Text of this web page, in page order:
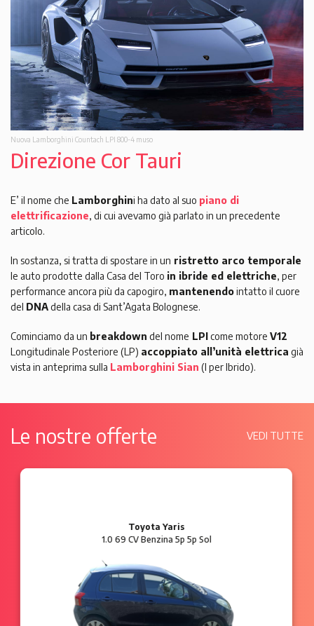
Nuova Lamborghini Countach LPI 800-4 muso
Direzione Cor Tauri
E’ il nome che Lamborghini ha dato al suo piano di
elettrificazione, di cui avevamo già parlato in un precedente
articolo.
In sostanza, si tratta di spostare in un ristretto arco temporale
le auto prodotte dalla Casa del Toro in ibride ed elettriche, per
performance ancora più da capogiro, mantenendointatto il cuore
del DNAdella casa di Sant’Agata Bolognese.
Cominciamo da un breakdown del nome LPIcome motore V12
Longitudinale Posteriore (LP) accoppiato all’unità elettrica già
vista in anteprima sulla Lamborghini Sian (I per Ibrido).
Le nostre offerte VEDI TUTTE
Ford Ka
1.2 8V 69 CV Benzina 3p Plus